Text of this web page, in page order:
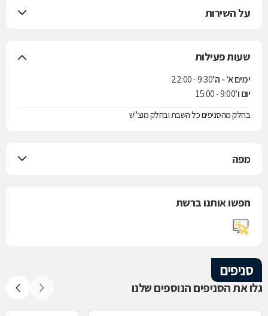
על השירות
שעות פעילות
ימים א' - ה'9:30 - 22:00
יום ו'9:00 - 15:00
בחלק מהסניפים כל השבת ובחלק מוצ"ש
מפה
חפשו אותנו ברשת
סניפים
גלו את הסניפים הנוספים שלנו